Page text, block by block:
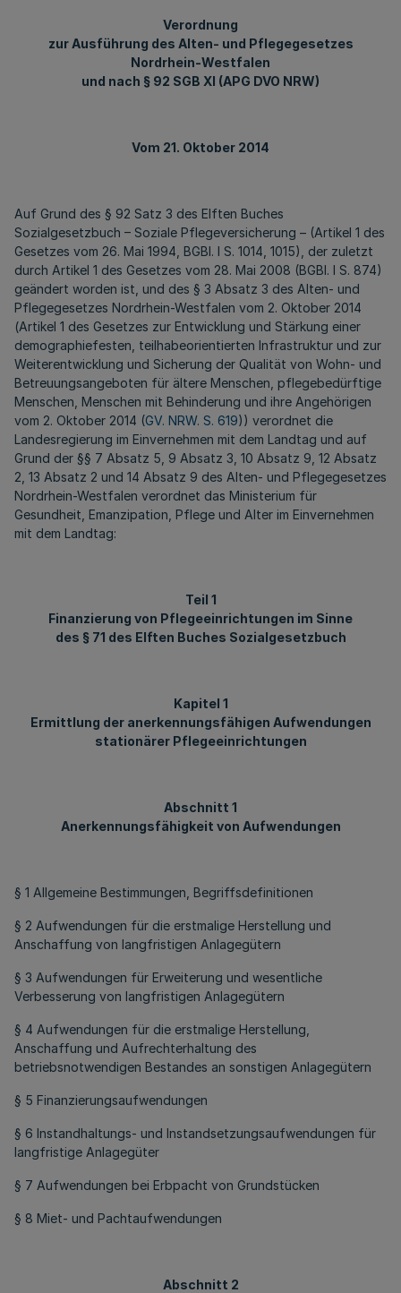
Verordnung
zur Ausführung des Alten- und Pflegegesetzes
Nordrhein-Westfalen
und nach § 92 SGB XI (APG DVO NRW)
Vom 21. Oktober 2014
Auf Grund des § 92 Satz 3 des Elften Buches
Sozialgesetzbuch – Soziale Pflegeversicherung – (Artikel 1 des
Gesetzes vom 26. Mai 1994, BGBl. I S. 1014, 1015), der zuletzt
durch Artikel 1 des Gesetzes vom 28. Mai 2008 (BGBl. I S. 874)
geändert worden ist, und des § 3 Absatz 3 des Alten- und
Pflegegesetzes Nordrhein-Westfalen vom 2. Oktober 2014
(Artikel 1 des Gesetzes zur Entwicklung und Stärkung einer
demographiefesten, teilhabeorientierten Infrastruktur und zur
Weiterentwicklung und Sicherung der Qualität von Wohn- und
Betreuungsangeboten für ältere Menschen, pflegebedürftige
Menschen, Menschen mit Behinderung und ihre Angehörigen
vom 2. Oktober 2014 (GV. NRW. S. 619)) verordnet die
Landesregierung im Einvernehmen mit dem Landtag und auf
Grund der §§ 7 Absatz 5, 9 Absatz 3, 10 Absatz 9, 12 Absatz
2, 13 Absatz 2 und 14 Absatz 9 des Alten- und Pflegegesetzes
Nordrhein-Westfalen verordnet das Ministerium für
Gesundheit, Emanzipation, Pflege und Alter im Einvernehmen
mit dem Landtag:
Teil 1
Finanzierung von Pflegeeinrichtungen im Sinne
des § 71 des Elften Buches Sozialgesetzbuch
Kapitel 1
Ermittlung der anerkennungsfähigen Aufwendungen
stationärer Pflegeeinrichtungen
Abschnitt 1
Anerkennungsfähigkeit von Aufwendungen
§ 1 Allgemeine Bestimmungen, Begriffsdefinitionen
§ 2 Aufwendungen für die erstmalige Herstellung und
Anschaffung von langfristigen Anlagegütern
§ 3 Aufwendungen für Erweiterung und wesentliche
Verbesserung von langfristigen Anlagegütern
§ 4 Aufwendungen für die erstmalige Herstellung,
Anschaffung und Aufrechterhaltung des
betriebsnotwendigen Bestandes an sonstigen Anlagegütern
§ 5 Finanzierungsaufwendungen
§ 6 Instandhaltungs- und Instandsetzungsaufwendungen für
langfristige Anlagegüter
§ 7 Aufwendungen bei Erbpacht von Grundstücken
§ 8 Miet- und Pachtaufwendungen
Abschnitt 2